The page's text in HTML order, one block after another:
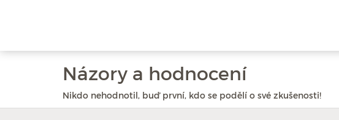
Názory a hodnocení
Nikdo nehodnotil, buď první, kdo se podělí o své zkušenosti!